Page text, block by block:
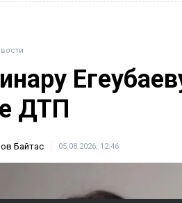
ДТП
Байтас 05.08.2026, 12:46